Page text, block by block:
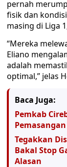
pernah
fisik dan
masing di Liga
“Mereka
Eliano
adalah
optimal,” jelas
Baca Juga:
Pemkab
Tegakkan
Bakal Stop
Alasan